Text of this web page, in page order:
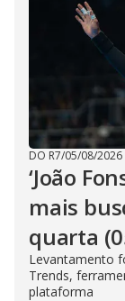
DO R7/05/08/2026
‘João
mais
quarta
Levantamento
Trends,
plataforma